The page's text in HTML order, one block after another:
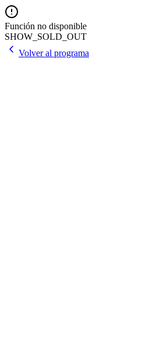
Función no disponible
SHOW_SOLD_OUT
Volver al programa